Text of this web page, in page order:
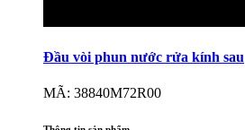
Đầu vòi phun nước rửa kính sau
MÃ: 38840M72R00